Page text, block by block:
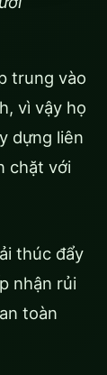
trung vào
vì vậy họ
dựng liên
chặt với
thúc đẩy
nhận rủi
toàn